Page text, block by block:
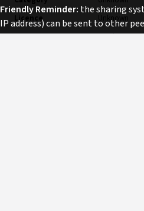
Licence
Unknown
Language
Russian
Friendly Reminder: the sharing
IP address) can be sent to other